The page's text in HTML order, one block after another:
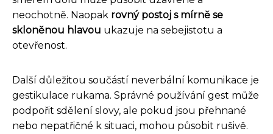
neochotně. Naopak rovný postoj s mírně se
skloněnou hlavou ukazuje na sebejistotu a
otevřenost.
Další důležitou součástí neverbální komunikace je
gestikulace rukama. Správné používání gest může
podpořit sdělení slovy, ale pokud jsou přehnané
nebo nepatřičné k situaci, mohou působit rušivě.